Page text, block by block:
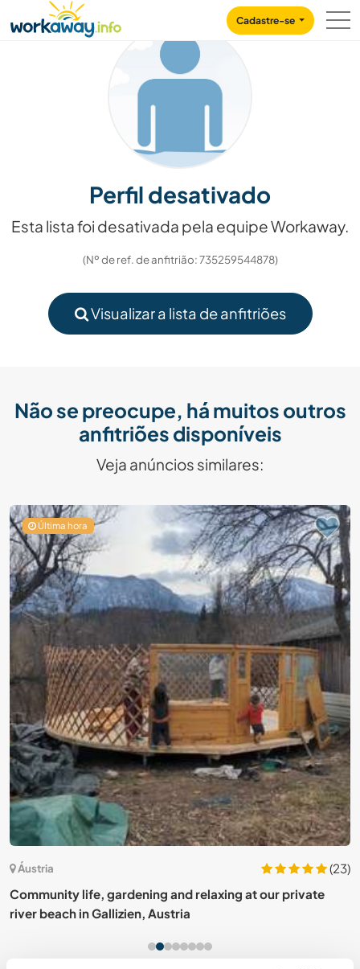
CONTENT
MAIN NAVIGATION
Cadastre-se
Perfil desativado
Esta lista foi desativada pela equipe Workaway.
(Nº de ref. de anfitrião: 735259544878)
Visualizar a lista de anfitriões
Não se preocupe, há muitos outros
anfitriões disponíveis
Veja anúncios similares:
Última hora
Áustria
(23)
Community life, gardening and relaxing at our private
river beach in Gallizien, Austria